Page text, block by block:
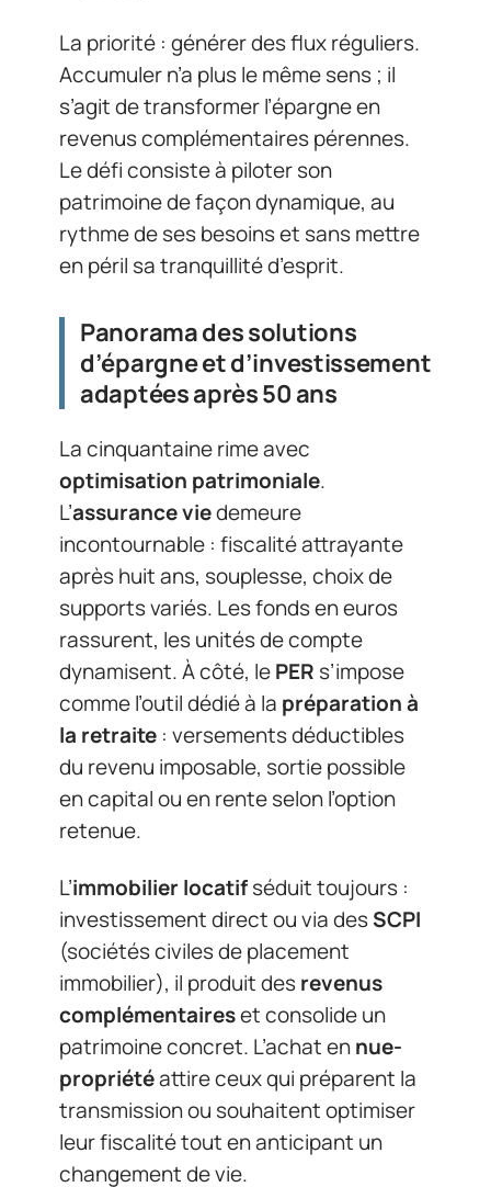
La priorité : générer des flux réguliers.
Accumuler n’a plus le même sens ; il
s’agit de transformer l’épargne en
revenus complémentaires pérennes.
Le défi consiste à piloter son
patrimoine de façon dynamique, au
rythme de ses besoins et sans mettre
en péril sa tranquillité d’esprit.
Panorama des solutions
d’épargne et d’investissement
adaptées après 50 ans
La cinquantaine rime avec
optimisation patrimoniale.
L’assurance viedemeure
incontournable : fiscalité attrayante
après huit ans, souplesse, choix de
supports variés. Les fonds en euros
rassurent, les unités de compte
dynamisent. À côté, lePER s’impose
comme l’outil dédié à la préparation à
la retraite : versements déductibles
du revenu imposable, sortie possible
en capital ou en rente selon l’option
retenue.
L’immobilier locatifséduit toujours :
investissement direct ou via desSCPI
(sociétés civiles de placement
immobilier), il produit desrevenus
complémentaireset consolide un
patrimoine concret. L’achat ennue-
propriétéattire ceux qui préparent la
transmission ou souhaitent optimiser
leur fiscalité tout en anticipant un
changement de vie.